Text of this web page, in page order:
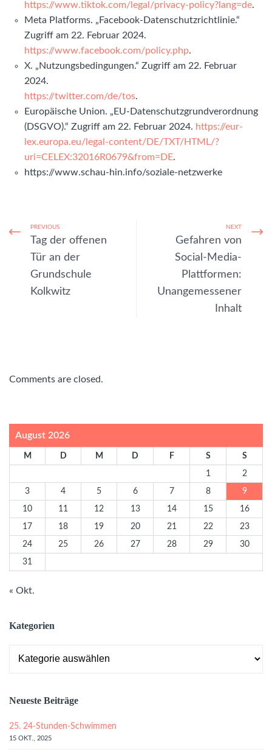
https://www.tiktok.com/legal/privacy-policy?lang=de.
Meta Platforms. „Facebook-Datenschutzrichtlinie.“
Zugriff am 22. Februar 2024.
https://www.facebook.com/policy.php.
X. „Nutzungsbedingungen.“ Zugriff am 22. Februar
2024.
https://twitter.com/de/tos.
Europäische Union. „EU-Datenschutzgrundverordnung
(DSGVO).“ Zugriff am 22. Februar 2024. https://eur-
lex.europa.eu/legal-content/DE/TXT/HTML/?
uri=CELEX:32016R0679&from=DE.
https://www.schau-hin.info/soziale-netzwerke
PREVIOUS
Tag der offenen
Tür an der
Grundschule
Kolkwitz
NEXT
Gefahren von
Social-Media-
Plattformen:
Unangemessener
Inhalt
Comments are closed.
August 2026
M D M D F S S
1 2
3 4 5 6 7 8 9
10 11 12 13 14 15 16
17 18 19 20 21 22 23
24 25 26 27 28 29 30
31
« Okt.
Kategorien
Neueste Beiträge
25. 24-Stunden-Schwimmen
15 OKT., 2025